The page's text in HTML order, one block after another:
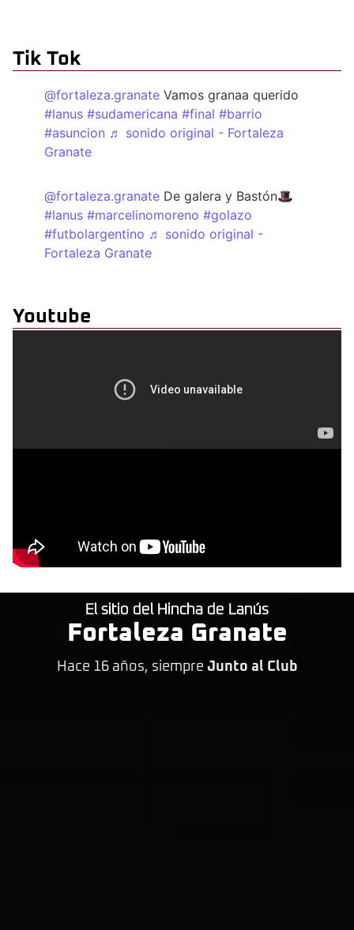
Tik Tok
@fortaleza.granate Vamos granaa querido
#lanus #sudamericana #final #barrio
#asuncion ♬ sonido original - Fortaleza
Granate
@fortaleza.granate De galera y Bastón🎩
#lanus #marcelinomoreno #golazo
#futbolargentino ♬ sonido original -
Fortaleza Granate
Youtube
El sitio del Hincha de Lanús
Fortaleza Granate
Hace 16 años, siempre Junto al Club